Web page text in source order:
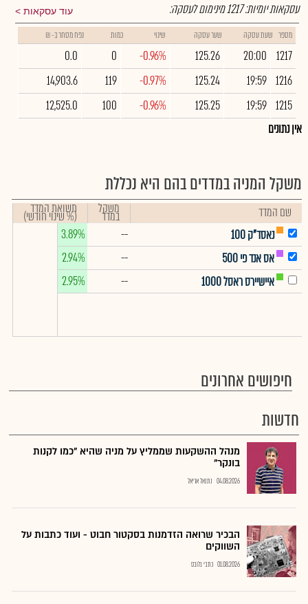
עוד עסקאות עסקאות יומיות:1217מינימום לעסקה:
מספר שעת עסקה שער עסקה שינוי כמות נפח מסחר ב- ₪
1217
20:00
125.26
-0.96%
0
0.0
1216
19:59
125.24
-0.97%
119
14,903.6
1215
19:59
125.25
-0.96%
100
12,525.0
אין נתונים
משקל המניה במדדים בהם היא נכללת
שם המדד משקל
במדד תשואת המדד
(% שינוי חודשי)
נאסד"ק 100
--
3.89%
אס אנד פי 500
--
2.94%
איישיירס ראסל 1000
--
2.95%
חיפושים אחרונים
חדשות
מנהל ההשקעות שממליץ על מניה שהיא "כמו לקנות
בונקר"
04.08.2026 נתנאל אריאל
הבכיר שרואה הזדמנות בסקטור חבוט - ועוד כתבות על
השווקים
01.08.2026 כתבי גלובס